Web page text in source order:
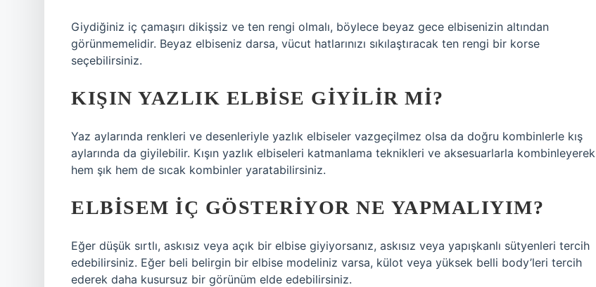
Giydiğiniz iç çamaşırı dikişsiz ve ten rengi olmalı, böylece beyaz gece elbisenizin altından
görünmemelidir. Beyaz elbiseniz darsa, vücut hatlarınızı sıkılaştıracak ten rengi bir korse
seçebilirsiniz.
KIŞIN YAZLIK ELBISE GIYILIR MI?
Yaz aylarında renkleri ve desenleriyle yazlık elbiseler vazgeçilmez olsa da doğru kombinlerle kış
aylarında da giyilebilir. Kışın yazlık elbiseleri katmanlama teknikleri ve aksesuarlarla kombinleyerek
hem şık hem de sıcak kombinler yaratabilirsiniz.
ELBISEM IÇ GÖSTERIYOR NE YAPMALIYIM?
Eğer düşük sırtlı, askısız veya açık bir elbise giyiyorsanız, askısız veya yapışkanlı sütyenleri tercih
edebilirsiniz. Eğer beli belirgin bir elbise modeliniz varsa, külot veya yüksek belli body’leri tercih
ederek daha kusursuz bir görünüm elde edebilirsiniz.